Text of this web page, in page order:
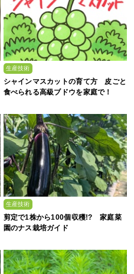
生産技術
シャインマスカットの育て方 皮ごと
食べられる高級ブドウを家庭で！
生産技術
剪定で1株から100個収穫!? 家庭菜
園のナス栽培ガイド